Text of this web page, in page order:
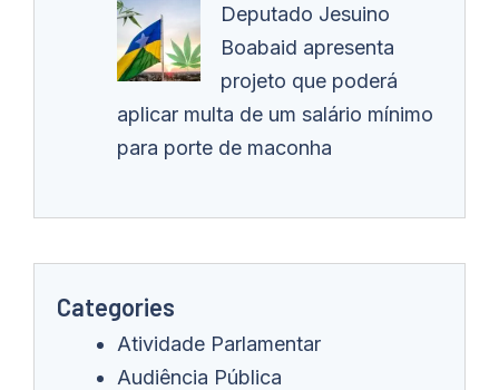
Deputado Jesuino
Boabaid apresenta
projeto que poderá
aplicar multa de um salário mínimo
para porte de maconha
Categories
Atividade Parlamentar
Audiência Pública